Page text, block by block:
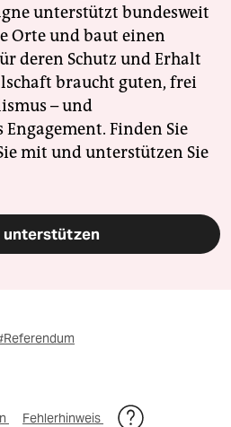
unterstützt bundesweit
Orte und baut einen
deren Schutz und Erhalt
braucht guten, frei
– und
Finden Sie
mit und unterstützen Sie
Fehlerhinweis